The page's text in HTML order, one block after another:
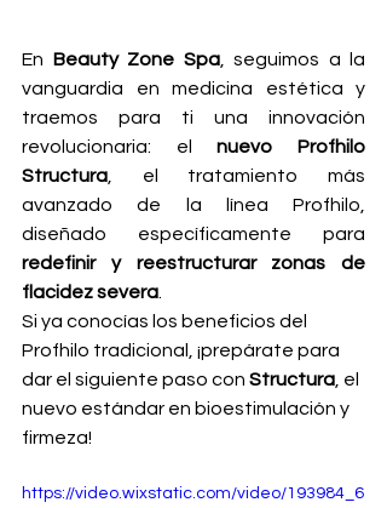
En Beauty Zone Spa, seguimos a la
vanguardia en medicina estética y
traemos para ti una innovación
revolucionaria: el nuevo Profhilo
Structura , el tratamiento más
avanzado de la línea Profhilo,
redefinir y reestructurar zonas de
flacidez severa
Si ya conocías los beneficios del
Profhilo tradicional, ¡prepárate para
dar el siguiente paso con Structura , el
nuevo estándar en bioestimulación y
firmeza!
https://video.wixstatic.com/video/193984_6